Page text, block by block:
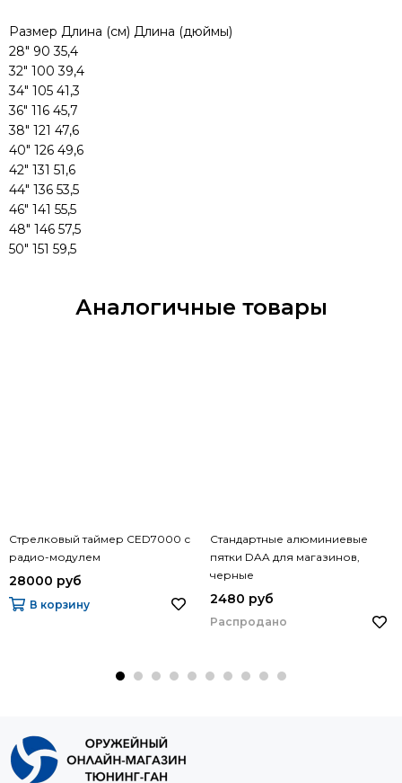
Размер Длина (см) Длина (дюймы)
28" 90 35,4
32" 100 39,4
34" 105 41,3
36" 116 45,7
38" 121 47,6
40" 126 49,6
42" 131 51,6
44" 136 53,5
46" 141 55,5
48" 146 57,5
50" 151 59,5
Аналогичные товары
Стрелковый таймер CED7000 с
радио-модулем
28000 руб
В корзину
Стандартные алюминиевые
пятки DAA для магазинов,
черные
2480 руб
Распродано